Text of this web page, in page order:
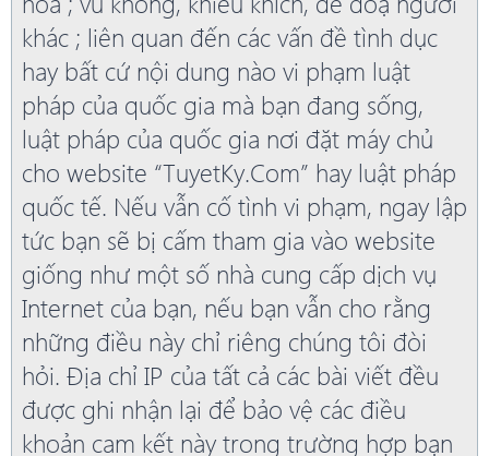
khác ; liên quan đến các vấn đề tình dục
hay bất cứ nội dung nào vi phạm luật
pháp của quốc gia mà bạn đang sống,
luật pháp của quốc gia nơi đặt máy chủ
cho website “TuyetKy.Com” hay luật pháp
quốc tế. Nếu vẫn cố tình vi phạm, ngay lập
tức bạn sẽ bị cấm tham gia vào website
giống như một số nhà cung cấp dịch vụ
Internet của bạn, nếu bạn vẫn cho rằng
những điều này chỉ riêng chúng tôi đòi
hỏi. Địa chỉ IP của tất cả các bài viết đều
được ghi nhận lại để bảo vệ các điều
khoản cam kết này trong trường hợp bạn